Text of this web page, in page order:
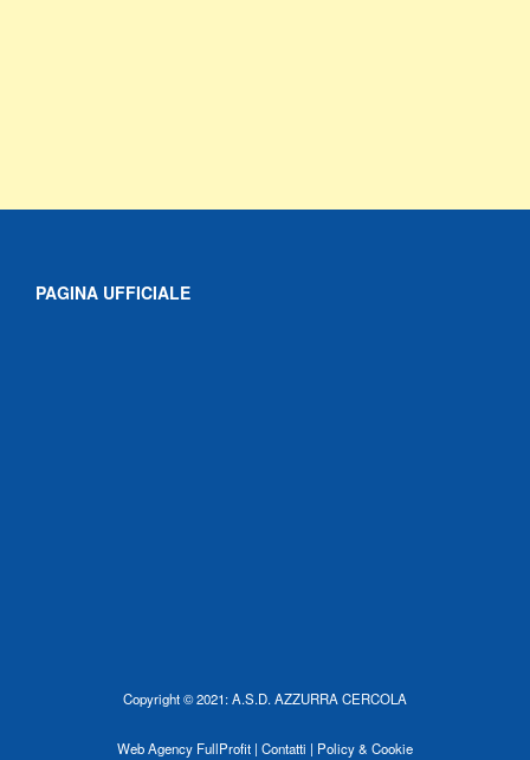
PAGINA UFFICIALE
Copyright © 2021: A.S.D. AZZURRA CERCOLA
Web Agency FullProfit | Contatti | Policy & Cookie